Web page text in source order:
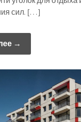
сил. […]
→